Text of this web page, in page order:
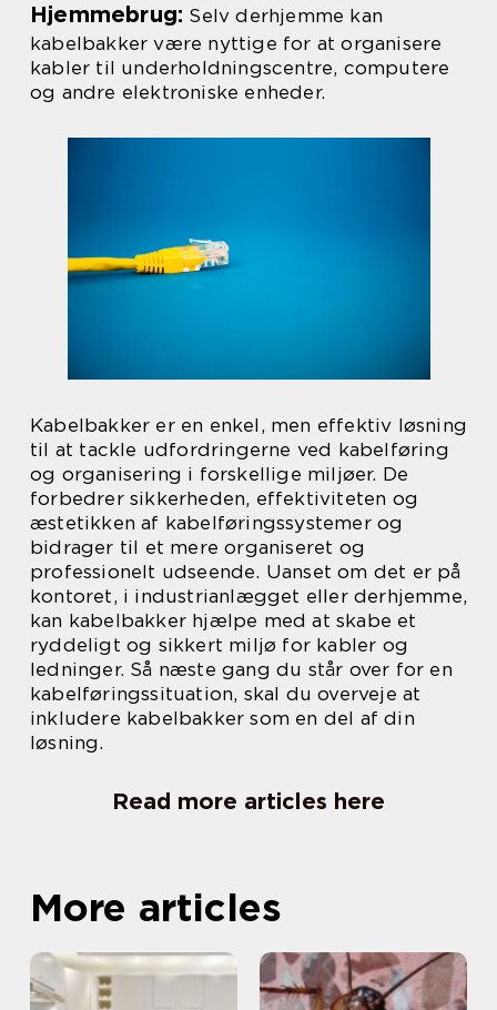
Hjemmebrug: Selv derhjemme kan
kabelbakker være nyttige for at organisere
kabler til underholdningscentre, computere
og andre elektroniske enheder.
Kabelbakker er en enkel, men effektiv løsning
til at tackle udfordringerne ved kabelføring
og organisering i forskellige miljøer. De
forbedrer sikkerheden, effektiviteten og
æstetikken af kabelføringssystemer og
bidrager til et mere organiseret og
professionelt udseende. Uanset om det er på
kontoret, i industrianlægget eller derhjemme,
kan kabelbakker hjælpe med at skabe et
ryddeligt og sikkert miljø for kabler og
ledninger. Så næste gang du står over for en
kabelføringssituation, skal du overveje at
inkludere kabelbakker som en del af din
løsning.
Read more articles here
More articles